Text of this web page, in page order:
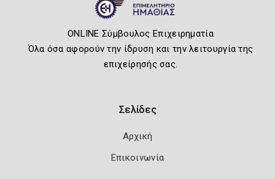
ONLINE Σύμβουλος Επιχειρηματία
Όλα όσα αφορούν την ίδρυση και την λειτουργία της
επιχείρησής σας.
Σελίδες
Αρχική
Επικοινωνία